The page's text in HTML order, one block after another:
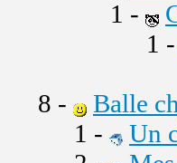
1 -
1 -
8 -
Balle
1 - Un